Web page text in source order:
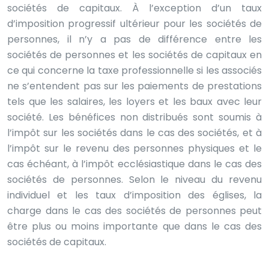
sociétés de capitaux. À l’exception d’un taux
d’imposition progressif ultérieur pour les sociétés de
personnes, il n’y a pas de différence entre les
sociétés de personnes et les sociétés de capitaux en
ce qui concerne la taxe professionnelle si les associés
ne s’entendent pas sur les paiements de prestations
tels que les salaires, les loyers et les baux avec leur
société. Les bénéfices non distribués sont soumis à
l’impôt sur les sociétés dans le cas des sociétés, et à
l’impôt sur le revenu des personnes physiques et le
cas échéant, à l’impôt ecclésiastique dans le cas des
sociétés de personnes. Selon le niveau du revenu
individuel et les taux d’imposition des églises, la
charge dans le cas des sociétés de personnes peut
être plus ou moins importante que dans le cas des
sociétés de capitaux.